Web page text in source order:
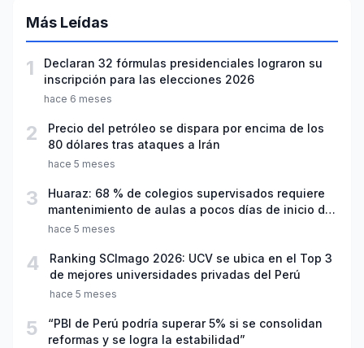
Más Leídas
1
Declaran 32 fórmulas presidenciales lograron su
inscripción para las elecciones 2026
hace 6 meses
2
Precio del petróleo se dispara por encima de los
80 dólares tras ataques a Irán
hace 5 meses
3
Huaraz: 68 % de colegios supervisados requiere
mantenimiento de aulas a pocos días de inicio del
año escolar 2026
hace 5 meses
4
Ranking SCImago 2026: UCV se ubica en el Top 3
de mejores universidades privadas del Perú
hace 5 meses
5
“PBI de Perú podría superar 5% si se consolidan
reformas y se logra la estabilidad”